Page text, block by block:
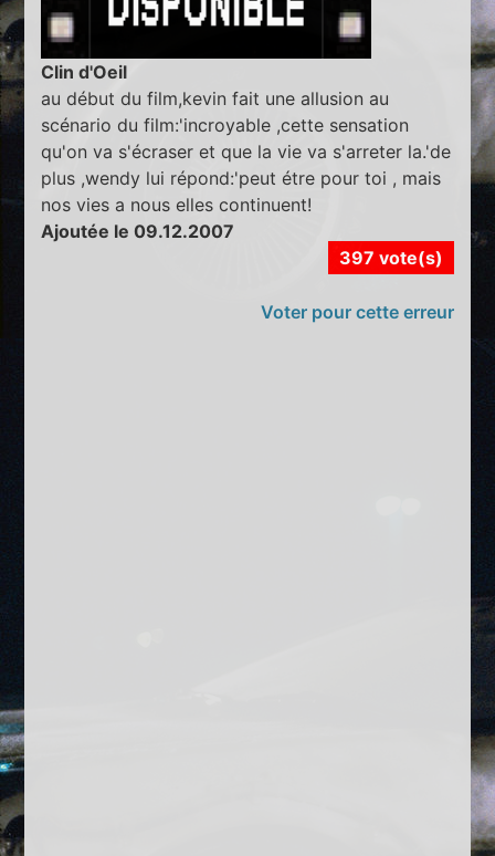
Clin d'Oeil
au début du film,kevin fait une allusion au
scénario du film:'incroyable ,cette sensation
qu'on va s'écraser et que la vie va s'arreter la.'de
plus ,wendy lui répond:'peut étre pour toi , mais
nos vies a nous elles continuent!
Ajoutée le 09.12.2007
397 vote(s)
Voter pour cette erreur